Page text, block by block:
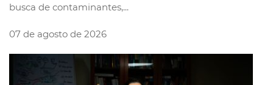
busca de contaminantes,...
07 de agosto de 2026